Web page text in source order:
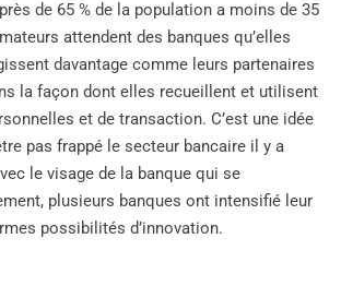
de 65 % de la population a moins de 35
attendent des banques qu’elles
davantage comme leurs partenaires
la façon dont elles recueillent et utilisent
et de transaction. C’est une idée
pas frappé le secteur bancaire il y a
le visage de la banque qui se
plusieurs banques ont intensifié leur
possibilités d’innovation.